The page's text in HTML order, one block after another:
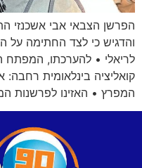
הפרשן הצבאי אבי אשכנזי
והדגיש כי לצד החתימה על
לריאלי • להערכתו, המפתח
קואליציה בינלאומית
המפרץ • האזינו לפרשנות